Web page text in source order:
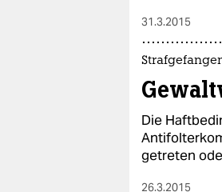
31.3.2015
Die
getreten
26.3.2015